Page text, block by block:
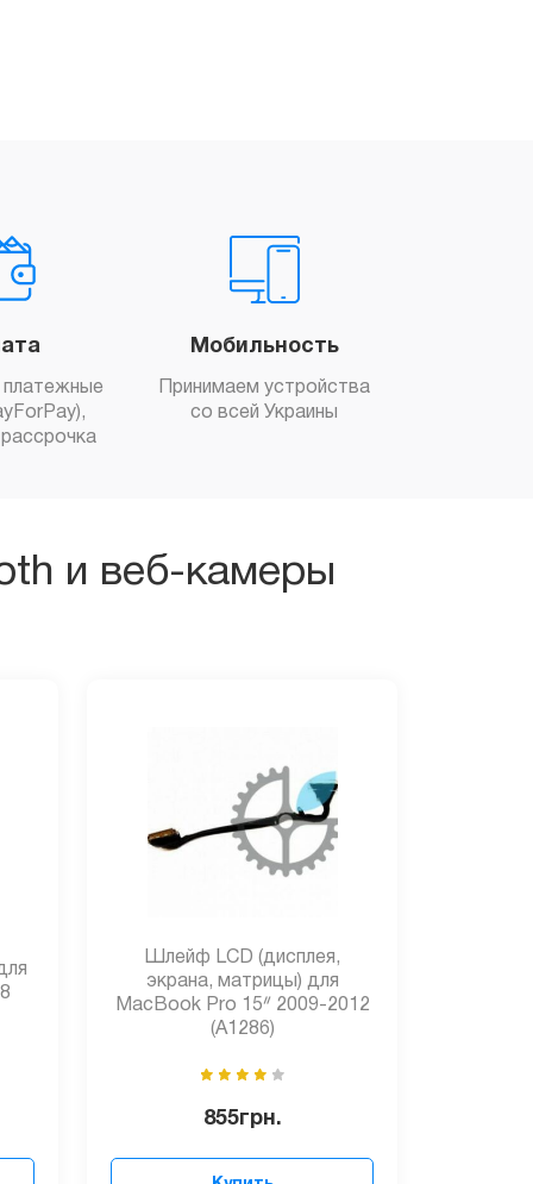
платежные
Мобильность
Принимаем устройства
со всей Украины
и веб-камеры
Шлейф LCD (дисплея,
экрана, матрицы) для
MacBook Pro 15ᐥ 2009-2012
(A1286)
855грн.